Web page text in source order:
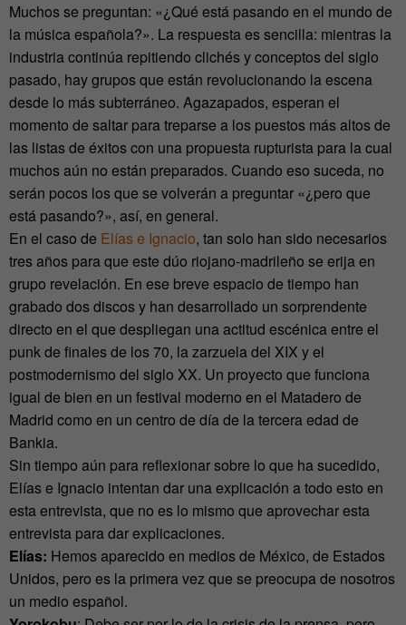
Muchos se preguntan: «¿Qué está pasando en el mundo de
la música española?». La respuesta es sencilla: mientras la
industria continúa repitiendo clichés y conceptos del siglo
pasado, hay grupos que están revolucionando la escena
desde lo más subterráneo. Agazapados, esperan el
momento de saltar para treparse a los puestos más altos de
las listas de éxitos con una propuesta rupturista para la cual
muchos aún no están preparados. Cuando eso suceda, no
serán pocos los que se volverán a preguntar «¿pero que
está pasando?», así, en general.
En el caso de Elías e Ignacio, tan solo han sido necesarios
tres años para que este dúo riojano-madrileño se erija en
grupo revelación. En ese breve espacio de tiempo han
grabado dos discos y han desarrollado un sorprendente
directo en el que despliegan una actitud escénica entre el
punk de finales de los 70, la zarzuela del XIX y el
postmodernismo del siglo XX. Un proyecto que funciona
igual de bien en un festival moderno en el Matadero de
Madrid como en un centro de día de la tercera edad de
Bankia.
Sin tiempo aún para reflexionar sobre lo que ha sucedido,
Elías e Ignacio intentan dar una explicación a todo esto en
esta entrevista, que no es lo mismo que aprovechar esta
entrevista para dar explicaciones.
Elías: Hemos aparecido en medios de México, de Estados
Unidos, pero es la primera vez que se preocupa de nosotros
un medio español.